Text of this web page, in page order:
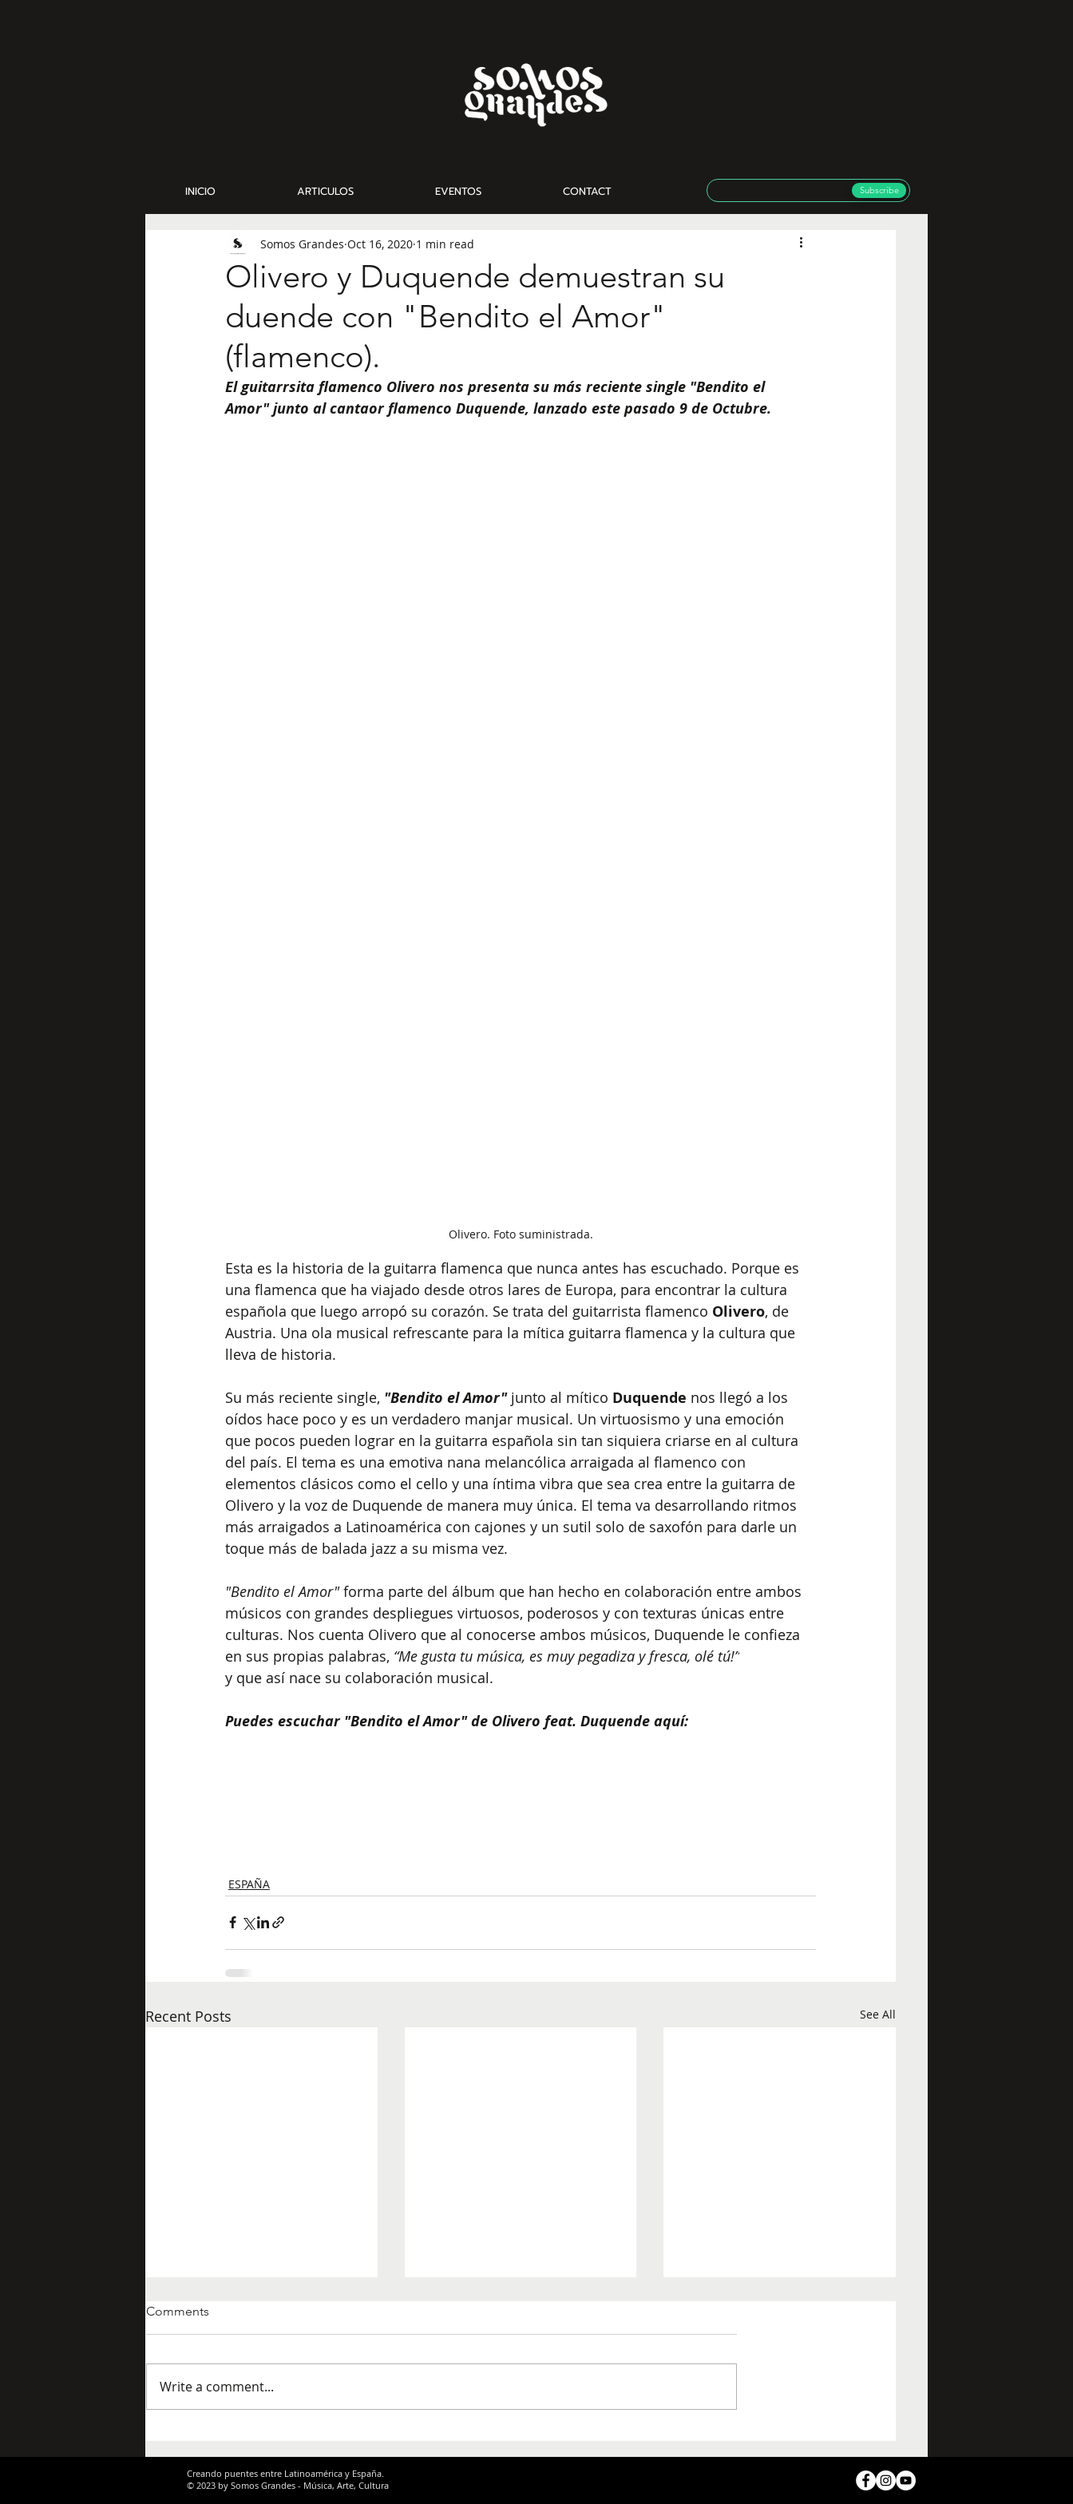
INICIO ARTICULOS EVENTOS CONTACT Subscribe
Olivero y Duquende demuestran su
duende con "Bendito el Amor"
(flamenco).
Somos Grandes Oct 16, 2020 1 min read
El guitarrsita flamenco Olivero nos presenta su más reciente single "Bendito el
Amor" junto al cantaor flamenco Duquende, lanzado este pasado 9 de Octubre.
Olivero. Foto suministrada.
Esta es la historia de la guitarra flamenca que nunca antes has escuchado. Porque es
una flamenca que ha viajado desde otros lares de Europa, para encontrar la cultura
española que luego arropó su corazón. Se trata del guitarrista flamenco Olivero, de
Austria. Una ola musical refrescante para la mítica guitarra flamenca y la cultura que
lleva de historia.
Su más reciente single, "Bendito el Amor" junto al mítico Duquende nos llegó a los
oídos hace poco y es un verdadero manjar musical. Un virtuosismo y una emoción
que pocos pueden lograr en la guitarra española sin tan siquiera criarse en al cultura
del país. El tema es una emotiva nana melancólica arraigada al flamenco con
elementos clásicos como el cello y una íntima vibra que sea crea entre la guitarra de
Olivero y la voz de Duquende de manera muy única. El tema va desarrollando ritmos
más arraigados a Latinoamérica con cajones y un sutil solo de saxofón para darle un
toque más de balada jazz a su misma vez.
"Bendito el Amor" forma parte del álbum que han hecho en colaboración entre ambos
músicos con grandes despliegues virtuosos, poderosos y con texturas únicas entre
culturas. Nos cuenta Olivero que al conocerse ambos músicos, Duquende le confieza
en sus propias palabras, “Me gusta tu música, es muy pegadiza y fresca, olé tú!”
y que así nace su colaboración musical.
Puedes escuchar "Bendito el Amor" de Olivero feat. Duquende aquí:
ESPAÑA
Recent Posts See All
Comments
Write a comment...
Creando puentes entre Latinoamérica y España.
© 2023 by Somos Grandes - Música, Arte, Cultura